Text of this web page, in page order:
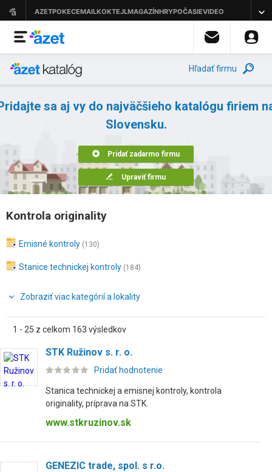
Hľadať firmu
sa aj vy do najväčšieho katalógu firiem
Slovensku.
Pridať zadarmo firmu
Upraviť firmu
Kontrola originality
Emisné kontroly (130)
Stanice technickej kontroly (184)
Zobraziť viac kategórií a lokality
1 - 25 z celkom 163 výsledkov
STK Ružinov s. r. o.
Pridať hodnotenie
Stanica technickej a emisnej kontroly, kontrola
originality, príprava na STK.
www.stkruzinov.sk
GENEZIC trade, spol. s r.o.